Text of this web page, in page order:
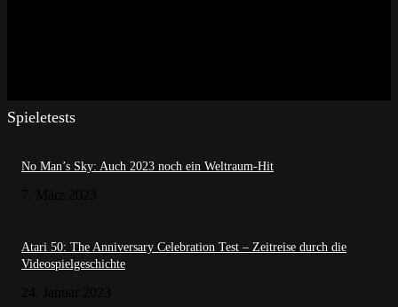
Spieletests
No Man’s Sky: Auch 2023 noch ein Weltraum-Hit
Atari 50: The Anniversary Celebration Test – Zeitreise durch die
Videospielgeschichte